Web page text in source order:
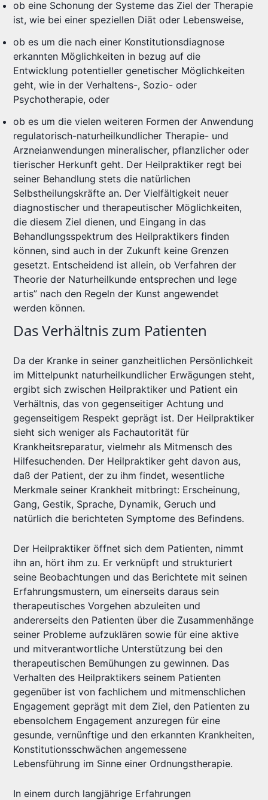
ob eine Schonung der Systeme das Ziel der Therapie
ist, wie bei einer speziellen Diät oder Lebensweise,
ob es um die nach einer Konstitutionsdiagnose
erkannten Möglichkeiten in bezug auf die
Entwicklung potentieller genetischer Möglichkeiten
geht, wie in der Verhaltens-, Sozio- oder
Psychotherapie, oder
ob es um die vielen weiteren Formen der Anwendung
regulatorisch-naturheilkundlicher Therapie- und
Arzneianwendungen mineralischer, pflanzlicher oder
tierischer Herkunft geht. Der Heilpraktiker regt bei
seiner Behandlung stets die natürlichen
Selbstheilungskräfte an. Der Vielfältigkeit neuer
diagnostischer und therapeutischer Möglichkeiten,
die diesem Ziel dienen, und Eingang in das
Behandlungsspektrum des Heilpraktikers finden
können, sind auch in der Zukunft keine Grenzen
gesetzt. Entscheidend ist allein, ob Verfahren der
Theorie der Naturheilkunde entsprechen und Iege
artis” nach den Regeln der Kunst angewendet
werden können.
Das Verhältnis zum Patienten
Da der Kranke in seiner ganzheitlichen Persönlichkeit
im Mittelpunkt naturheilkundlicher Erwägungen steht,
ergibt sich zwischen Heilpraktiker und Patient ein
Verhältnis, das von gegenseitiger Achtung und
gegenseitigem Respekt geprägt ist. Der Heilpraktiker
sieht sich weniger als Fachautorität für
Krankheitsreparatur, vielmehr als Mitmensch des
Hilfesuchenden. Der Heilpraktiker geht davon aus,
daß der Patient, der zu ihm findet, wesentliche
Merkmale seiner Krankheit mitbringt: Erscheinung,
Gang, Gestik, Sprache, Dynamik, Geruch und
natürlich die berichteten Symptome des Befindens.
Der Heilpraktiker öffnet sich dem Patienten, nimmt
ihn an, hört ihm zu. Er verknüpft und strukturiert
seine Beobachtungen und das Berichtete mit seinen
Erfahrungsmustern, um einerseits daraus sein
therapeutisches Vorgehen abzuleiten und
andererseits den Patienten über die Zusammenhänge
seiner Probleme aufzuklären sowie für eine aktive
und mitverantwortliche Unterstützung bei den
therapeutischen Bemühungen zu gewinnen. Das
Verhalten des Heilpraktikers seinem Patienten
gegenüber ist von fachlichem und mitmenschlichen
Engagement geprägt mit dem Ziel, den Patienten zu
ebensolchem Engagement anzuregen für eine
gesunde, vernünftige und den erkannten Krankheiten,
Konstitutionsschwächen angemessene
Lebensführung im Sinne einer Ordnungstherapie.
In einem durch langjährige Erfahrungen